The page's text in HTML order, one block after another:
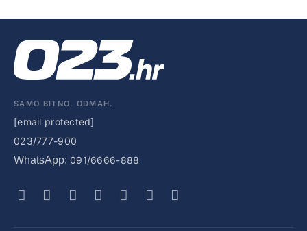
SAMO BITNO. ODMAH.
[email protected]
023/777-900
WhatsApp: 091/6666-888